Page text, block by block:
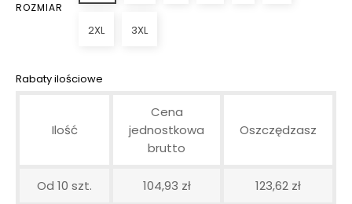
ROZMIAR
2XL 3XL
Rabaty ilościowe
Ilość
Cena
jednostkowa
brutto
Oszczędzasz
Od 10 szt. 104,93 zł 123,62 zł